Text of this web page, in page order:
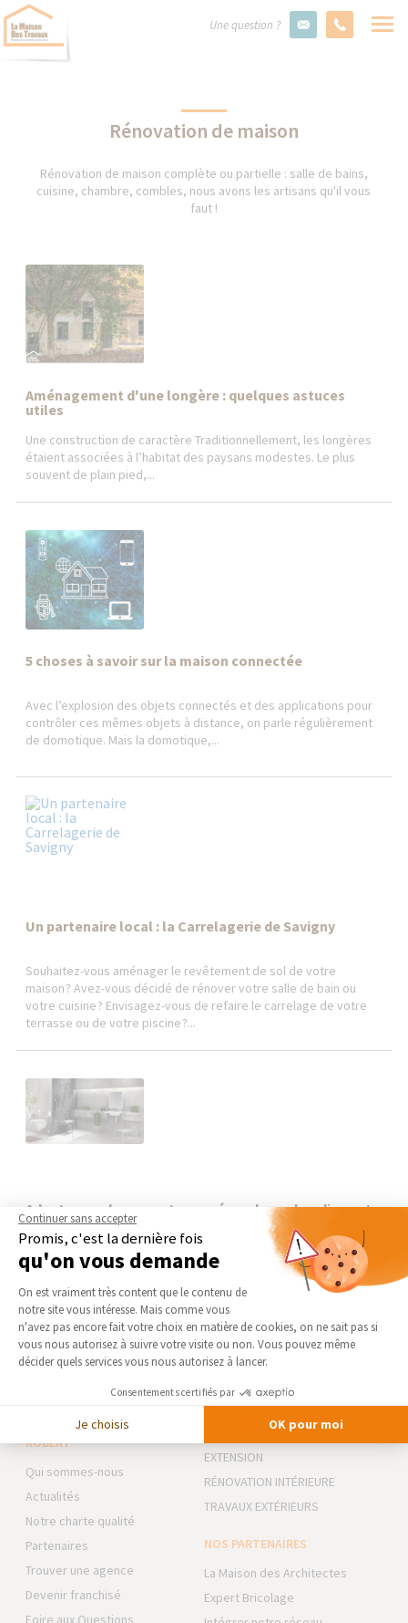
Une question ?
Rénovation de maison
Rénovation de maison complète ou partielle : salle de bains,
cuisine, chambre, combles, nous avons les artisans qu'il vous
faut !
Aménagement d'une longère : quelques astuces
utiles
Une construction de caractère Traditionnellement, les longères
étaient associées à l’habitat des paysans modestes. Le plus
souvent de plain pied,...
5 choses à savoir sur la maison connectée
Avec l’explosion des objets connectés et des applications pour
contrôler ces mêmes objets à distance, on parle régulièrement
de domotique. Mais la domotique,...
Un partenaire local : la Carrelagerie de Savigny
Souhaitez-vous aménager le revêtement de sol de votre
maison ? Avez-vous décidé de rénover votre salle de bain ou
votre cuisine ? Envisagez-vous de refaire le carrelage de votre
terrasse ou de votre piscine ?...
Adapter son logement pour répondre au handicap et
à la perte d’autonomie...
L’allongement de l’espérance de vie entraine des difficultés de
logement pour les personnes âgées. Toutes ne souhaitent
cependant pas quitter leur domicile. Au contraire, elles sont de
plus en plus nombreuses...
AGENCE DE BRIE-COMTE-
ROBERT
Qui sommes-nous
Actualités
Notre charte qualité
Partenaires
Trouver une agence
Devenir franchisé
Foire aux Questions
D’INTERVENTION
EXTENSION
RÉNOVATION INTÉRIEURE
TRAVAUX EXTÉRIEURS
NOS PARTENAIRES
La Maison des Architectes
Expert Bricolage
Continuer sans accepter
Promis, c'est la dernière fois
qu'on vous demande
Plateforme de Gestion du
On est vraiment très content que le contenu de
notre site vous intéresse. Mais comme vous
n'avez pas encore fait votre choix en matière de cookies, on ne sait pas si
vous nous autorisez à suivre votre visite ou non. Vous pouvez même
décider quels services vous nous autorisez à lancer.
Consentements certifiés par
Je choisis OK pour moi
Axeptio consent